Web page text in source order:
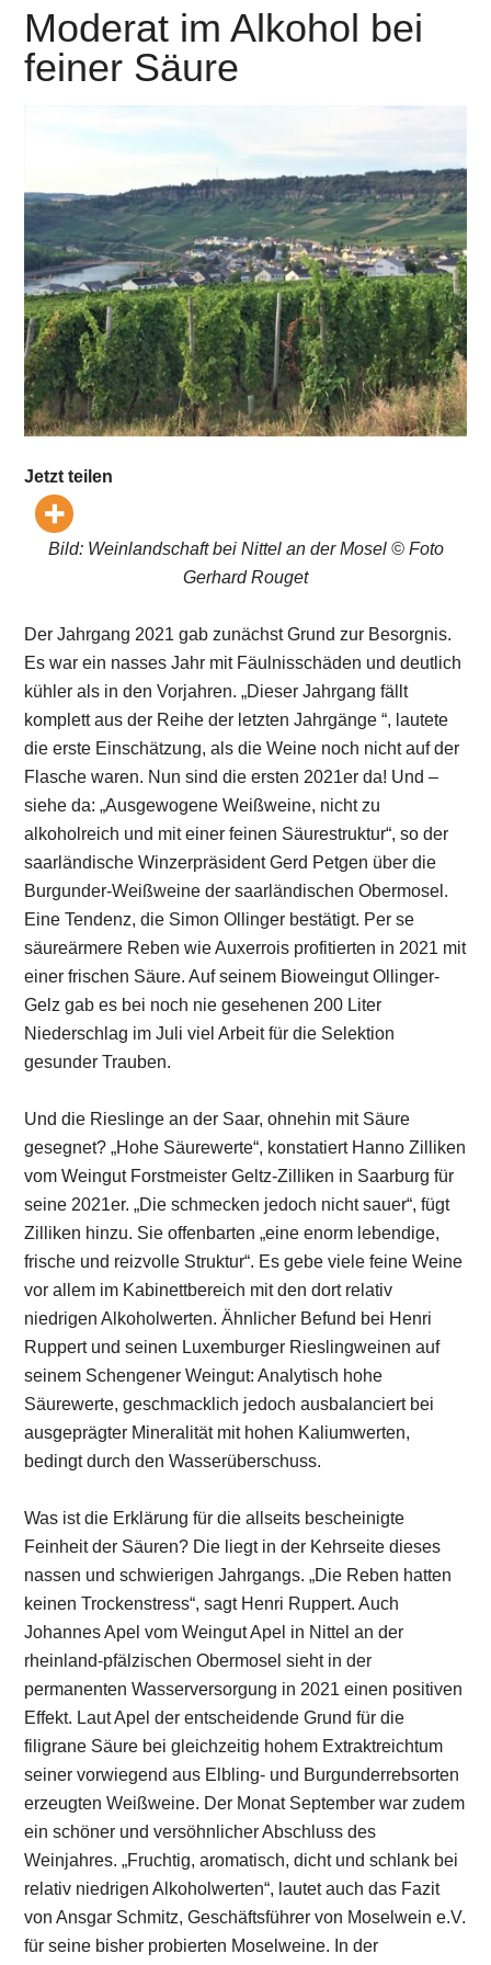
Moderat im Alkohol bei
feiner Säure
Jetzt teilen
Bild: Weinlandschaft bei Nittel an der Mosel © Foto
Gerhard Rouget
Der Jahrgang 2021 gab zunächst Grund zur Besorgnis.
Es war ein nasses Jahr mit Fäulnisschäden und deutlich
kühler als in den Vorjahren. „Dieser Jahrgang fällt
komplett aus der Reihe der letzten Jahrgänge “, lautete
die erste Einschätzung, als die Weine noch nicht auf der
Flasche waren. Nun sind die ersten 2021er da! Und –
siehe da: „Ausgewogene Weißweine, nicht zu
alkoholreich und mit einer feinen Säurestruktur“, so der
saarländische Winzerpräsident Gerd Petgen über die
Burgunder-Weißweine der saarländischen Obermosel.
Eine Tendenz, die Simon Ollinger bestätigt. Per se
säureärmere Reben wie Auxerrois profitierten in 2021 mit
einer frischen Säure. Auf seinem Bioweingut Ollinger-
Gelz gab es bei noch nie gesehenen 200 Liter
Niederschlag im Juli viel Arbeit für die Selektion
gesunder Trauben.
Und die Rieslinge an der Saar, ohnehin mit Säure
gesegnet? „Hohe Säurewerte“, konstatiert Hanno Zilliken
vom Weingut Forstmeister Geltz-Zilliken in Saarburg für
seine 2021er. „Die schmecken jedoch nicht sauer“, fügt
Zilliken hinzu. Sie offenbarten „eine enorm lebendige,
frische und reizvolle Struktur“. Es gebe viele feine Weine
vor allem im Kabinettbereich mit den dort relativ
niedrigen Alkoholwerten. Ähnlicher Befund bei Henri
Ruppert und seinen Luxemburger Rieslingweinen auf
seinem Schengener Weingut: Analytisch hohe
Säurewerte, geschmacklich jedoch ausbalanciert bei
ausgeprägter Mineralität mit hohen Kaliumwerten,
bedingt durch den Wasserüberschuss.
Was ist die Erklärung für die allseits bescheinigte
Feinheit der Säuren? Die liegt in der Kehrseite dieses
nassen und schwierigen Jahrgangs. „Die Reben hatten
keinen Trockenstress“, sagt Henri Ruppert. Auch
Johannes Apel vom Weingut Apel in Nittel an der
rheinland-pfälzischen Obermosel sieht in der
permanenten Wasserversorgung in 2021 einen positiven
Effekt. Laut Apel der entscheidende Grund für die
filigrane Säure bei gleichzeitig hohem Extraktreichtum
seiner vorwiegend aus Elbling- und Burgunderrebsorten
erzeugten Weißweine. Der Monat September war zudem
ein schöner und versöhnlicher Abschluss des
Weinjahres. „Fruchtig, aromatisch, dicht und schlank bei
relativ niedrigen Alkoholwerten“, lautet auch das Fazit
von Ansgar Schmitz, Geschäftsführer von Moselwein e.V.
für seine bisher probierten Moselweine. In der